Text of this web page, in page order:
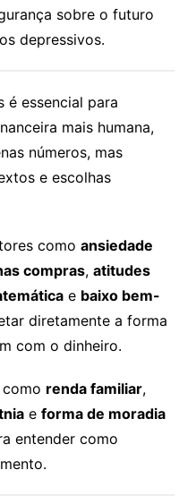
sobre o futuro
depressivos.
é essencial para
mais humana,
números, mas
e escolhas
como ansiedade
compras, atitudes
e baixo bem-
diretamente a forma
com o dinheiro.
renda familiar,
e forma de moradia
entender como